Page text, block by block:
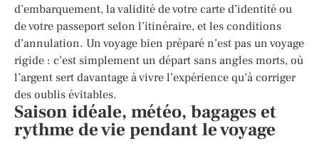
d’embarquement, la validité de votre carte d’identité ou
de votre passeport selon l’itinéraire, et les conditions
d’annulation. Un voyage bien préparé n’est pas un voyage
rigide : c’est simplement un départ sans angles morts, où
l’argent sert davantage à vivre l’expérience qu’à corriger
des oublis évitables.
Saison idéale, météo, bagages et
rythme de vie pendant le voyage